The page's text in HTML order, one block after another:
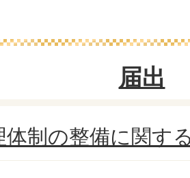
届出
体制の整備に関す